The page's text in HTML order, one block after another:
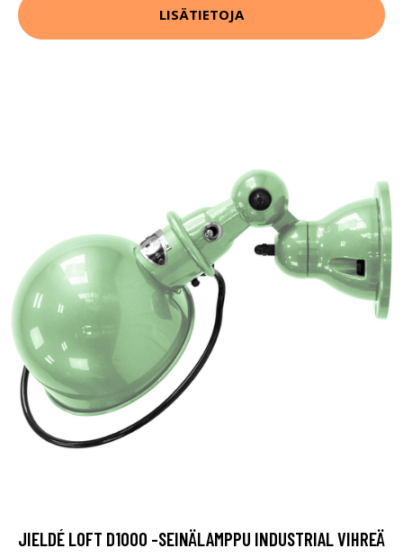
LISÄTIETOJA
JIELDÉ LOFT D1000 -SEINÄLAMPPU INDUSTRIAL VIHREÄ